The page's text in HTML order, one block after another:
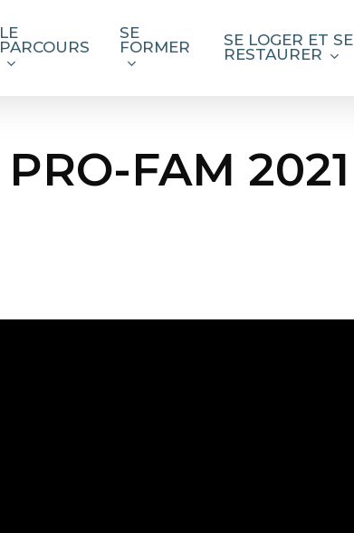
LE
PARCOURS
SE
FORMER
SE LOGER ET SE
RESTAURER
PRO-FAM 2021